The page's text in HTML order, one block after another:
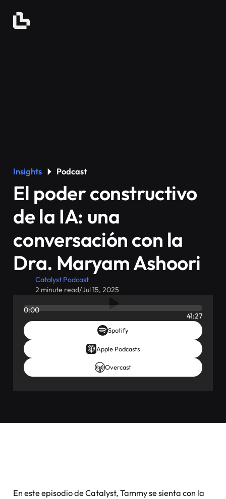
Insights Podcast
El poder constructivo
de la IA: una
conversación con la
Dra. Maryam Ashoori
Catalyst Podcast
2 minute read/Jul 15, 2025
0:00
41:27
Spotify
Apple Podcasts
Overcast
En este episodio de Catalyst, Tammy se sienta con la